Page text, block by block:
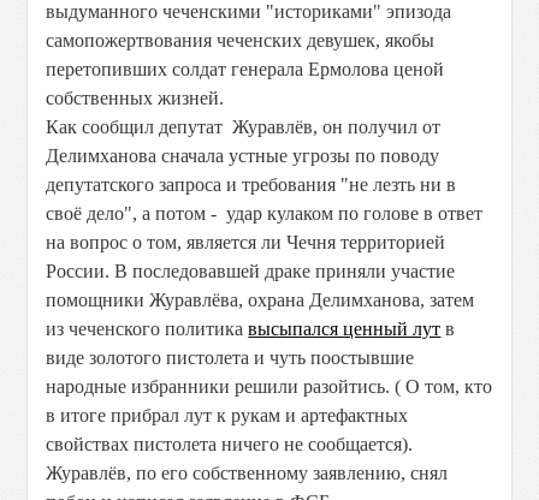
выдуманного чеченскими "историками" эпизода
самопожертвования чеченских девушек, якобы
перетопивших солдат генерала Ермолова ценой
собственных жизней.
Как сообщил депутат Журавлёв, он получил от
Делимханова сначала устные угрозы по поводу
депутатского запроса и требования "не лезть ни в
своё дело", а потом - удар кулаком по голове в ответ
на вопрос о том, является ли Чечня территорией
России. В последовавшей драке приняли участие
помощники Журавлёва, охрана Делимханова, затем
из чеченского политикавысыпался ценный лут в
виде золотого пистолета и чуть поостывшие
народные избранники решили разойтись. ( О том, кто
в итоге прибрал лут к рукам и артефактных
свойствах пистолета ничего не сообщается).
Журавлёв, по его собственному заявлению, снял